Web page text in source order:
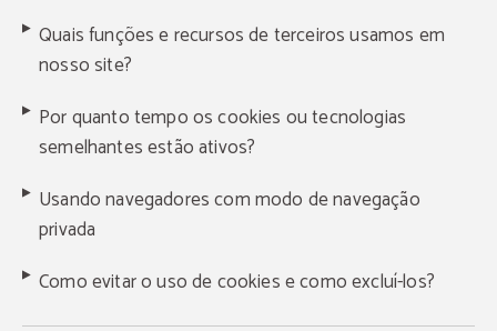
Quais funções e recursos de terceiros usamos em
nosso site?
Por quanto tempo os cookies ou tecnologias
semelhantes estão ativos?
Usando navegadores com modo de navegação
privada
Como evitar o uso de cookies e como excluí-los?